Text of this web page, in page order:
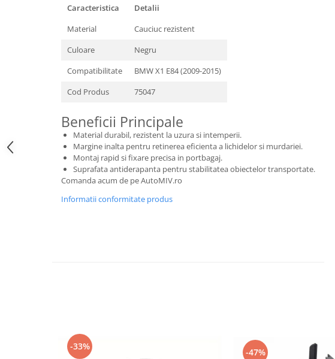
Piese Caroserie
Amortizoare Capota
Pompa Spalator Parbriz
Accesorii Camioane
Caracteristica
Detalii
Material
Cauciuc rezistent
Culoare
Negru
Compatibilitate
BMW X1 E84 (2009-2015)
Cod Produs
75047
Beneficii Principale
Material durabil, rezistent la uzura si intemperii.
Margine inalta pentru retinerea eficienta a lichidelor si murdariei.
Montaj rapid si fixare precisa in portbagaj.
Suprafata antiderapanta pentru stabilitatea obiectelor transportate.
Comanda acum de pe AutoMIV.ro
Informatii conformitate produs
-33%
-47%